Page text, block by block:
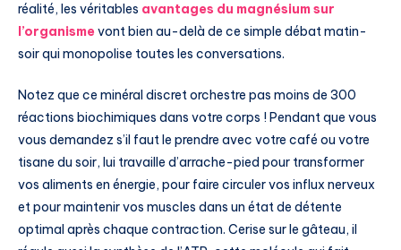
réalité, les véritables avantages du magnésium sur
l’organisme vont bien au-delà de ce simple débat matin-
soir qui monopolise toutes les conversations.
Notez que ce minéral discret orchestre pas moins de 300
réactions biochimiques dans votre corps ! Pendant que vous
vous demandez s’il faut le prendre avec votre café ou votre
tisane du soir, lui travaille d’arrache-pied pour transformer
vos aliments en énergie, pour faire circuler vos influx nerveux
et pour maintenir vos muscles dans un état de détente
optimal après chaque contraction. Cerise sur le gâteau, il